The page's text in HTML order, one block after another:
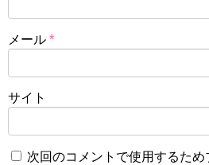
メール *
サイト
次回のコメントで使用するた